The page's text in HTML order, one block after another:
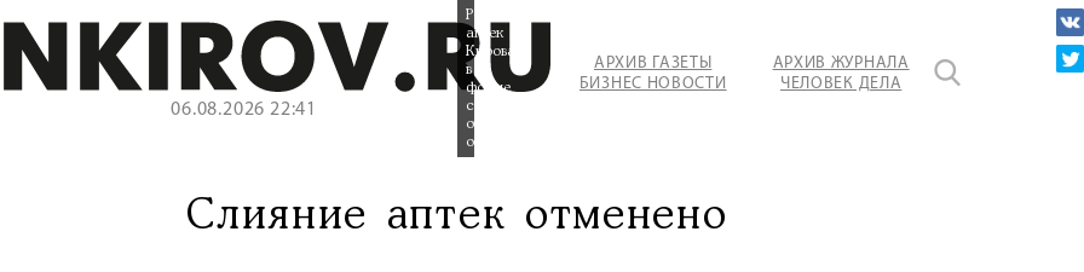
06.08.2026 22:41
АРХИВ ГАЗЕТЫ
БИЗНЕС НОВОСТИ
АРХИВ ЖУРНАЛА
ЧЕЛОВЕК ДЕЛА
Реорганизация
аптек
Кирова
в
форме
слияния
отменена
официально.
Слияние аптек отменено